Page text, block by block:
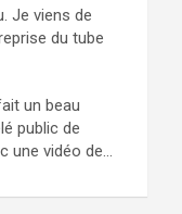
Je viens de
du tube
un beau
public de
une vidéo de...